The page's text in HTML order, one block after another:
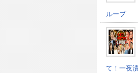
ループ
て！一夜